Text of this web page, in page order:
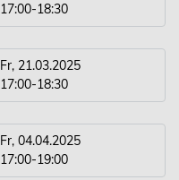
17:00-18:30
Fr, 21.03.2025
17:00-18:30
Fr, 04.04.2025
17:00-19:00